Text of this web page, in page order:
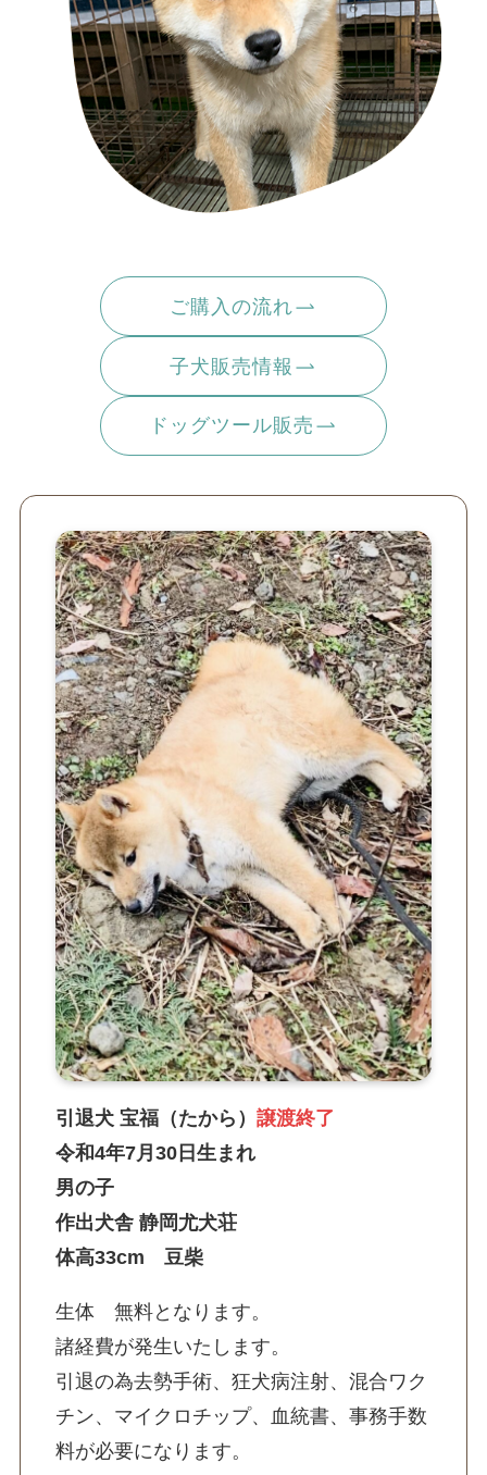
ご購入の流れ
子犬販売情報
ドッグツール販売
引退犬 宝福（たから）譲渡終了
令和4年7月30日生まれ
男の子
作出犬舎 静岡尤犬荘
体高33cm 豆柴
生体 無料となります。
諸経費が発生いたします。
引退の為去勢手術、狂犬病注射、混合ワク
チン、マイクロチップ、血統書、事務手数
料が必要になります。